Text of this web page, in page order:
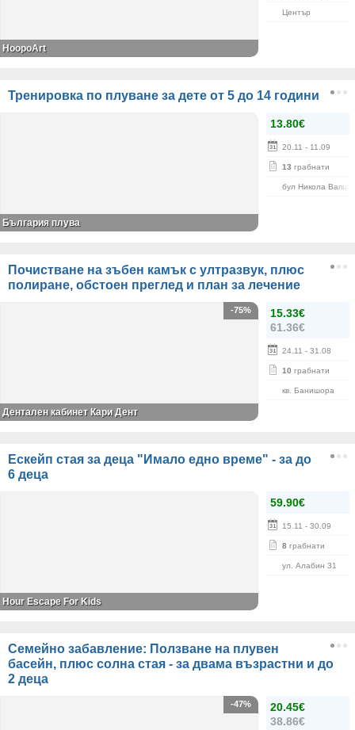
Център
HoopoArt
Тренировка по плуване за дете от 5 до 14 години
13.80€
20.11 - 11.09
13 грабнати
бул Никола
България плува
Почистване на зъбен камък с ултразвук, плюс
полиране, обстоен преглед и план за лечение
15.33€
61.36€
24.11 - 31.08
10 грабнати
кв. Банишора
-75%
Дентален кабинет Кари Дент
Ескейп стая за деца "Имало едно време" - за до
6 деца
59.90€
15.11 - 30.09
8 грабнати
ул. Алабин 31
Hour Escape For Kids
Семейно забавление: Ползване на плувен
басейн, плюс солна стая - за двама възрастни и до
2 деца
20.45€
38.86€
-47%